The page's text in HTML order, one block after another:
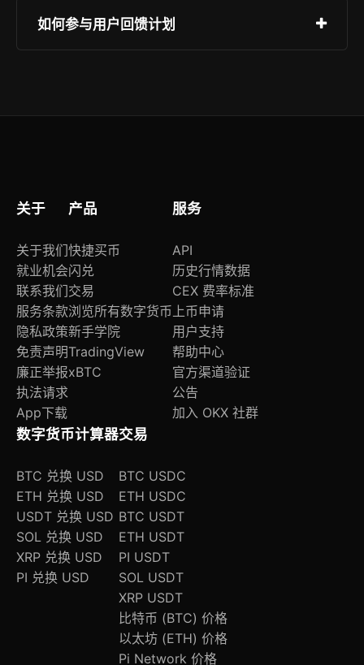
不会。同步仅传输加密后的交易元数据与余额快
如何参与用户回馈计划
有奖励实时发放至钱包内USDT主账户。
关于
关于我们
就业机会
联系我们
服务条款
隐私政策
免责声明
廉正举报
执法请求
App下载
产品
快捷买币
闪兑
交易
浏览所有数字货币
新手学院
TradingView
xBTC
服务
API
历史行情数据
CEX 费率标准
上币申请
用户支持
帮助中心
官方渠道验证
公告
加入 OKX 社群
数字货币计算器
BTC 兑换 USD
ETH 兑换 USD
USDT 兑换 USD
SOL 兑换 USD
XRP 兑换 USD
PI 兑换 USD
交易
BTC USDC
ETH USDC
BTC USDT
ETH USDT
PI USDT
SOL USDT
XRP USDT
比特币 (BTC) 价格
以太坊 (ETH) 价格
Pi Network 价格